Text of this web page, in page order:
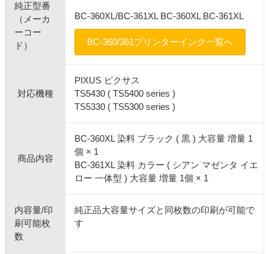
純正型番
（メーカ
ーコー
ド）
BC-360XL/BC-361XL BC-360XL BC-361XL
BC-360/361プリンターインク一覧へ
対応機種
PIXUS ピクサス
TS5430 ( TS5400 series )
TS5330 ( TS5300 series )
商品内容
BC-360XL 染料 ブラック ( 黒 ) 大容量 増量 1
個 × 1
BC-361XL 染料 カラー ( シアン マゼンタ イエ
ロー 一体型 ) 大容量 増量 1個 × 1
内容量/印
刷可能枚
数
純正品大容量サイズと同枚数の印刷が可能で
す